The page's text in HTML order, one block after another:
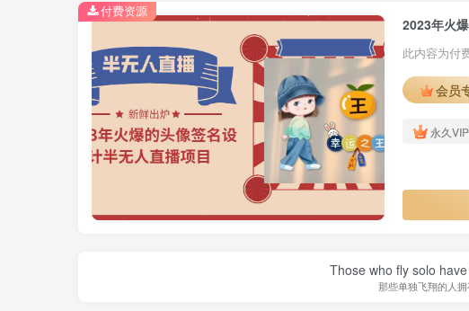
此内容为付
会员
永久
付费资源
Those who fly solo
那些单独飞翔的人